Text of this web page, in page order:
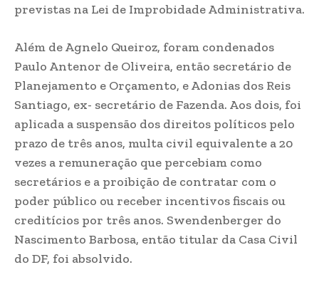
previstas na Lei de Improbidade Administrativa.
Além de Agnelo Queiroz, foram condenados
Paulo Antenor de Oliveira, então secretário de
Planejamento e Orçamento, e Adonias dos Reis
Santiago, ex- secretário de Fazenda. Aos dois, foi
aplicada a suspensão dos direitos políticos pelo
prazo de três anos, multa civil equivalente a 20
vezes a remuneração que percebiam como
secretários e a proibição de contratar com o
poder público ou receber incentivos fiscais ou
creditícios por três anos. Swendenberger do
Nascimento Barbosa, então titular da Casa Civil
do DF, foi absolvido.